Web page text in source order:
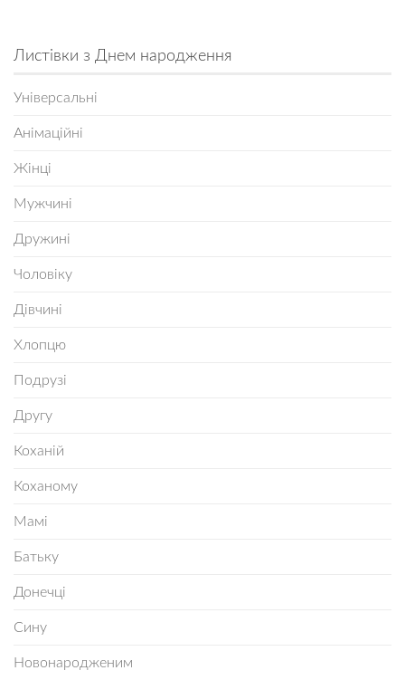
Листівки з Днем народження
Універсальні
Анімаційні
Жінці
Мужчині
Дружині
Чоловіку
Дівчині
Хлопцю
Подрузі
Другу
Коханій
Коханому
Мамі
Батьку
Донечці
Сину
Новонародженим